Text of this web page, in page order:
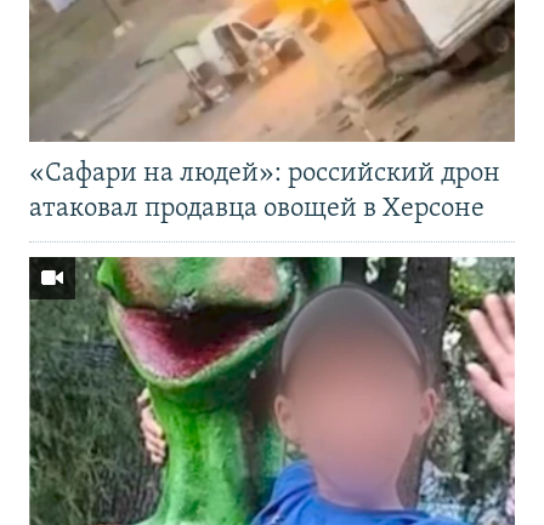
«Cафари на людей»: российский дрон
атаковал продавца овощей в Херсоне